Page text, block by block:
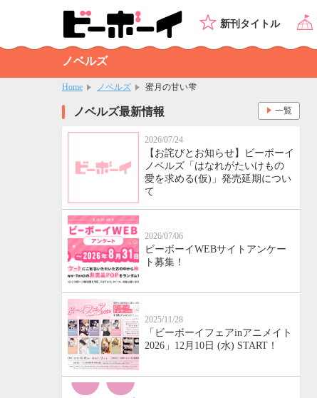
新刊タイトル
ノベルズ
Home ノベルズ 蜜月の甘い雫
ノベルズ最新情報
2026/07/24
【お詫びとお知らせ】ビーボーイ
ノベルズ「はなれがたいけもの
愛を求める(仮)」発売延期につい
て
2026/07/06
ビーボーイWEBサイトアンケー
ト募集！
2025/11/28
「ビーボーイフェアinアニメイト
2026」12月10日 (水) START！
一覧